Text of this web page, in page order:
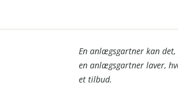
En anlægsgartner kan
en anlægsgartner laver,
et tilbud.